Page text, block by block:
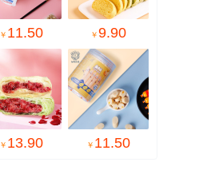
￥ 11.50 ￥9.90
￥ 13.90 ￥ 11.50